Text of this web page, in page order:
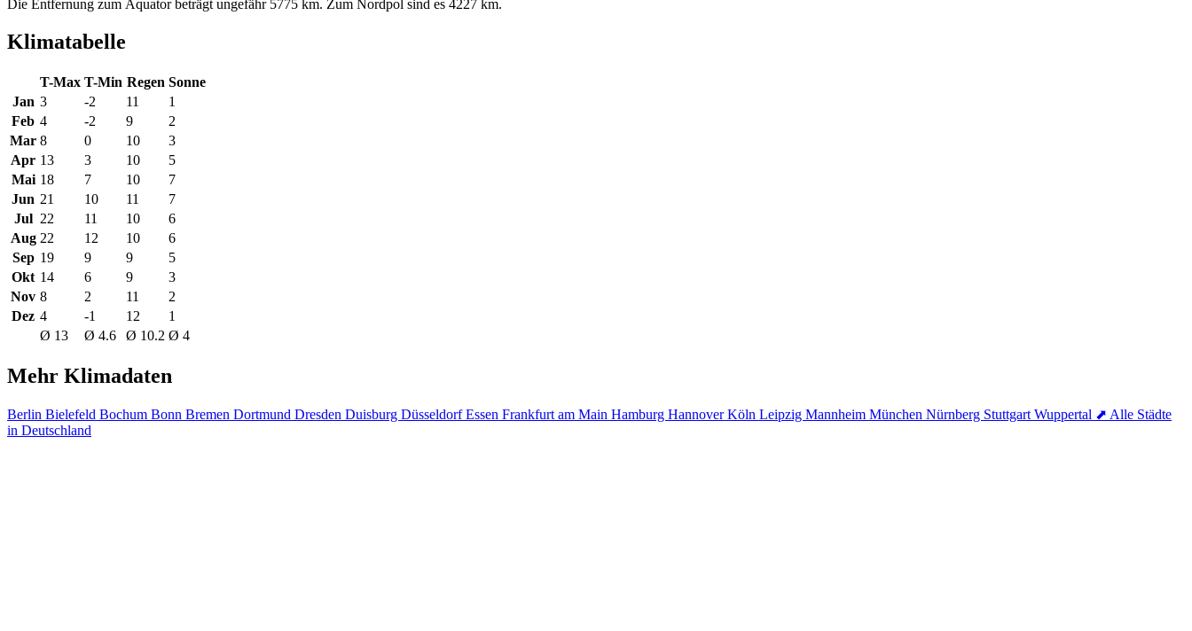
Die Entfernung zum Äquator beträgt ungefähr 5775 km. Zum Nordpol sind es 4227 km.
Klimatabelle
T-Max T-Min Regen Sonne
Jan 3 -2 11
1
Feb 4 -2 9
2
Mar 8 0 10
3
Apr 13 3 10
5
Mai 18 7 10
7
Jun 21 10 11
7
Jul 22 11 10
6
Aug 22 12 10
6
Sep 19 9 9
5
Okt 14 6 9
3
Nov 8 2 11
2
Dez 4 -1 12
1
Ø 13
Ø 4.6 Ø 10.2 Ø 4
Mehr Klimadaten
Berlin Bielefeld Bochum Bonn Bremen Dortmund Dresden Duisburg DüsseldorfEssen Frankfurt am Main Hamburg HannoverKöln Leipzig Mannheim München Nürnberg Stuttgart Wuppertal ⬈ Alle Städte
in Deutschland